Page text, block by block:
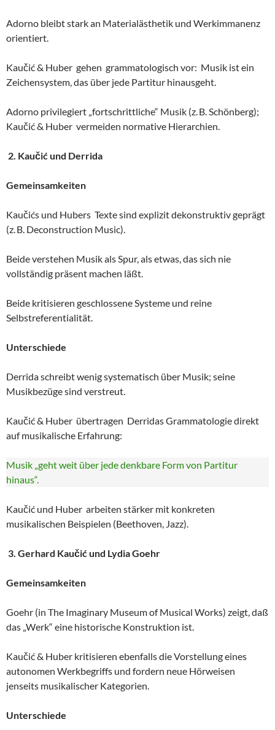
Adorno bleibt stark an Materialästhetik und Werkimmanenz
orientiert.
Kaučić & Huber gehen grammatologisch vor: Musik ist ein
Zeichensystem, das über jede Partitur hinausgeht.
Adorno privilegiert „fortschrittliche“ Musik (z. B. Schönberg);
Kaučić & Huber vermeiden normative Hierarchien.
2. Kaučić und Derrida
Gemeinsamkeiten
Kaučićs und Hubers Texte sind explizit dekonstruktiv geprägt
(z. B. Deconstruction Music).
Beide verstehen Musik als Spur, als etwas, das sich nie
vollständig präsent machen läßt.
Beide kritisieren geschlossene Systeme und reine
Selbstreferentialität.
Unterschiede
Derrida schreibt wenig systematisch über Musik; seine
Musikbezüge sind verstreut.
Kaučić & Huber übertragen Derridas Grammatologie direkt
auf musikalische Erfahrung:
Musik „geht weit über jede denkbare Form von Partitur
hinaus“.
Kaučić und Huber arbeiten stärker mit konkreten
musikalischen Beispielen (Beethoven, Jazz).
3. Gerhard Kaučić und Lydia Goehr
Gemeinsamkeiten
Goehr (in The Imaginary Museum of Musical Works) zeigt, daß
das „Werk“ eine historische Konstruktion ist.
Kaučić & Huber kritisieren ebenfalls die Vorstellung eines
autonomen Werkbegriffs und fordern neue Hörweisen
jenseits musikalischer Kategorien.
Unterschiede